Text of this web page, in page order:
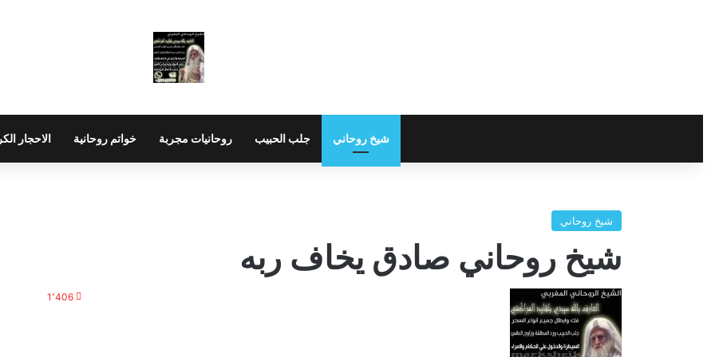
شيخ روحاني جلب الحبيب روحانيات مجربة خواتم روحانية الاحجار
شيخ روحاني
شيخ روحاني صادق يخاف ربه
1٬406